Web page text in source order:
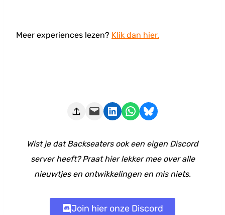
Meer experiences lezen? Klik dan hier.
Deze pagina e-mailen Delen op LinkedIn Delen via WhatsApp Share on Bluesky
Wist je dat Backseaters ook een eigen Discord
server heeft? Praat hier lekker mee over alle
nieuwtjes en ontwikkelingen en mis niets.
Join hier onze Discord